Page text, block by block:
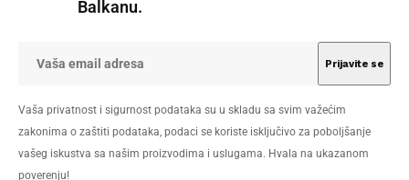
Balkanu.
Vaša privatnost i sigurnost podataka su u skladu sa svim važećim
zakonima o zaštiti podataka, podaci se koriste isključivo za poboljšanje
vašeg iskustva sa našim proizvodima i uslugama. Hvala na ukazanom
poverenju!